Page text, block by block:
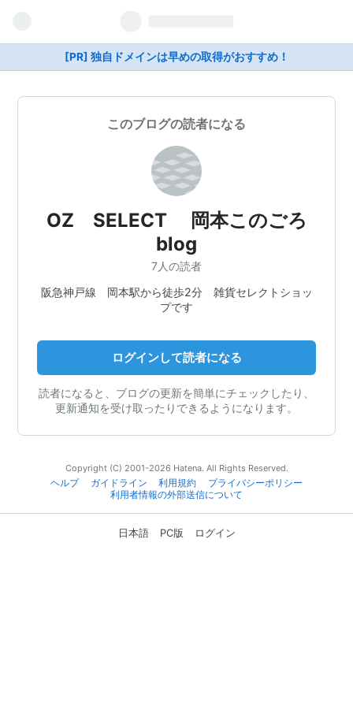
[PR] 独自ドメインは早めの取得がおすすめ！
このブログの読者になる
OZ SELECT 岡本このごろ
blog
7人の読者
阪急神戸線 岡本駅から徒歩2分 雑貨セレクトショッ
プです
ログインして読者になる
読者になると、ブログの更新を簡単にチェックしたり、
更新通知を受け取ったりできるようになります。
Copyright (C) 2001-2026 Hatena. All Rights Reserved.
ヘルプ
ガイドライン 利用規約
プライバシーポリシー
利用者情報の外部送信について
日本語 PC版 ログイン